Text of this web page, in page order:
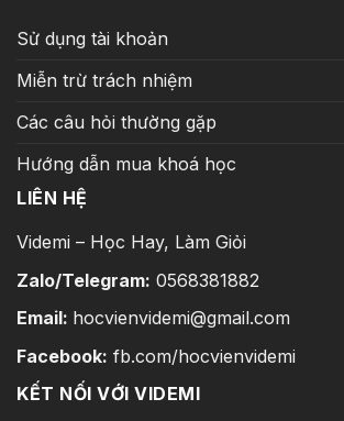
Sử dụng tài khoản
Miễn trừ trách nhiệm
Các câu hỏi thường gặp
Hướng dẫn mua khoá học
LIÊN HỆ
Videmi – Học Hay, Làm Giỏi
Zalo/Telegram: 0568381882
Email: hocvienvidemi@gmail.com
Facebook: fb.com/hocvienvidemi
KẾT NỐI VỚI VIDEMI